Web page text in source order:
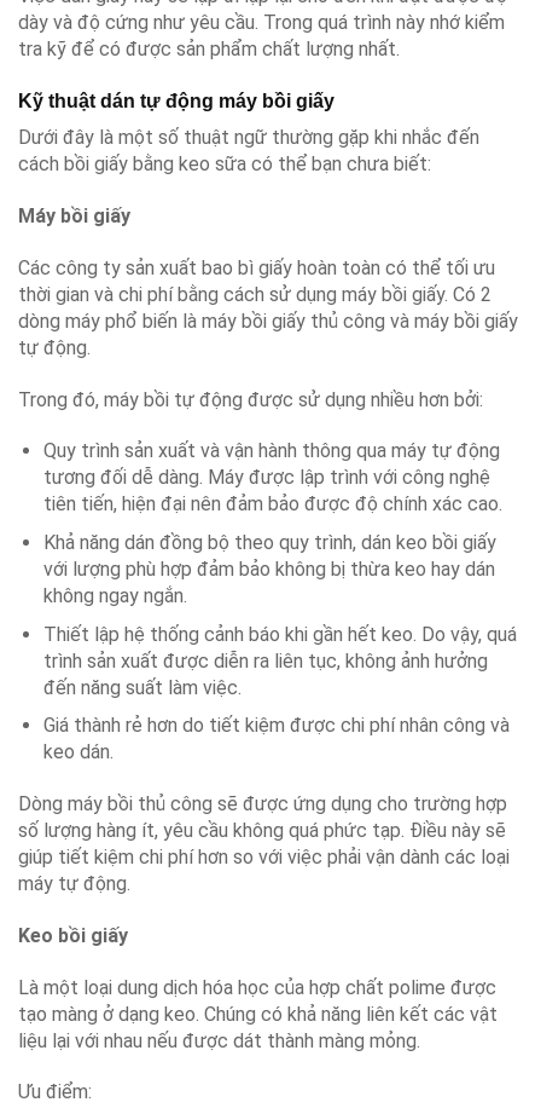
dày và độ cứng như yêu cầu. Trong quá trình này nhớ kiểm
tra kỹ để có được sản phẩm chất lượng nhất.
Kỹ thuật dán tự động máy bồi giấy
Dưới đây là một số thuật ngữ thường gặp khi nhắc đến
cách bồi giấy bằng keo sữa có thể bạn chưa biết:
Máy bồi giấy
Các công ty sản xuất bao bì giấy hoàn toàn có thể tối ưu
thời gian và chi phí bằng cách sử dụng máy bồi giấy. Có 2
dòng máy phổ biến là máy bồi giấy thủ công và máy bồi giấy
tự động.
Trong đó, máy bồi tự động được sử dụng nhiều hơn bởi:
Quy trình sản xuất và vận hành thông qua máy tự động
tương đối dễ dàng. Máy được lập trình với công nghệ
tiên tiến, hiện đại nên đảm bảo được độ chính xác cao.
Khả năng dán đồng bộ theo quy trình, dán keo bồi giấy
với lượng phù hợp đảm bảo không bị thừa keo hay dán
không ngay ngắn.
Thiết lập hệ thống cảnh báo khi gần hết keo. Do vậy, quá
trình sản xuất được diễn ra liên tục, không ảnh hưởng
đến năng suất làm việc.
Giá thành rẻ hơn do tiết kiệm được chi phí nhân công và
keo dán.
Dòng máy bồi thủ công sẽ được ứng dụng cho trường hợp
số lượng hàng ít, yêu cầu không quá phức tạp. Điều này sẽ
giúp tiết kiệm chi phí hơn so với việc phải vận dành các loại
máy tự động.
Keo bồi giấy
Là một loại dung dịch hóa học của hợp chất polime được
tạo màng ở dạng keo. Chúng có khả năng liên kết các vật
liệu lại với nhau nếu được dát thành màng mỏng.
Ưu điểm: